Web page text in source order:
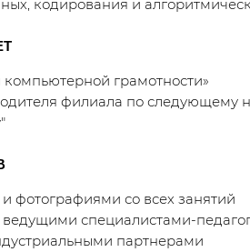
кодирования и
грамотности»
филиала по следующему
фотографиями со всех занятий
ведущими специалистами-
партнерами